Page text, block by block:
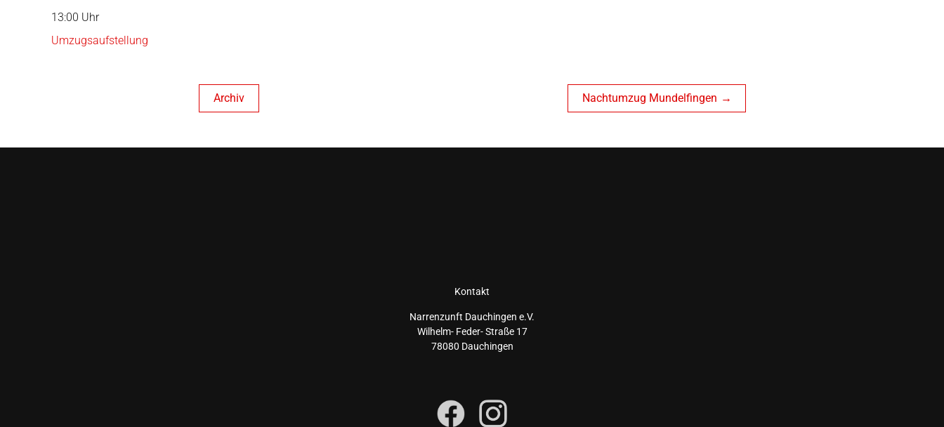
Uhrzeit:
13:00 Uhr
Umzugsaufstellung
Archiv Nachtumzug Mundelfingen
Kontakt
Narrenzunft Dauchingen e.V.
Wilhelm- Feder- Straße 17
78080 Dauchingen